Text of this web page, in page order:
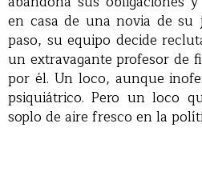
en casa de una novia de su
paso, su equipo decide
un extravagante profesor de
por él. Un loco, aunque
psiquiátrico. Pero un loco
soplo de aire fresco en la